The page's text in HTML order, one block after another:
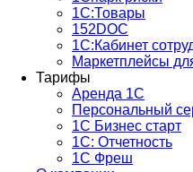
1С:Товары
152DOC
1С:Кабинет
Маркетплейсы
Тарифы
Аренда 1С
Персональный
1С Бизнес старт
1С: Отчетность
1C Фреш